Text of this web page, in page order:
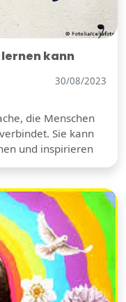
kann
30/08/2023
die Menschen
Sie kann
und inspirieren